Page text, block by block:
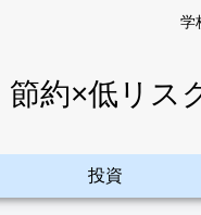
学
節約×低リス
投資